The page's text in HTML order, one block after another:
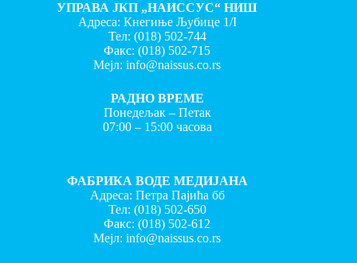
УПРАВА ЈКП „НАИССУС“ НИШ
Адреса: Кнегиње Љубице 1/I
Тел: (018) 502-744
Факс:(018) 502-715
Мејл:info@naissus.co.rs
РАДНО ВРЕМЕ
Понедељак – Петак
07:00 – 15:00 часова
ФАБРИКА ВОДЕ МЕДИЈАНА
Адреса: Петра Пајића бб
Тел: (018) 502-650
Факс:(018) 502-612
Мејл:info@naissus.co.rs